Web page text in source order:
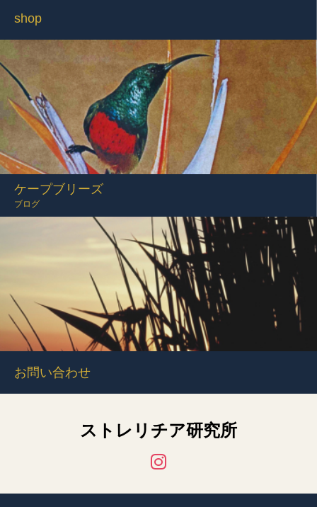
shop
ケープブリーズ
ブログ
お問い合わせ
ストレリチア研究所